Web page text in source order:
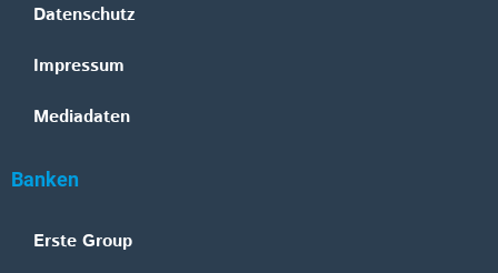
Datenschutz
Impressum
Mediadaten
Banken
Erste Group